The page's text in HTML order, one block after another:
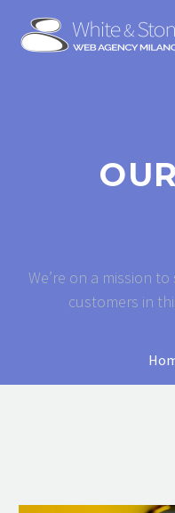
We’re on a mission
customers in